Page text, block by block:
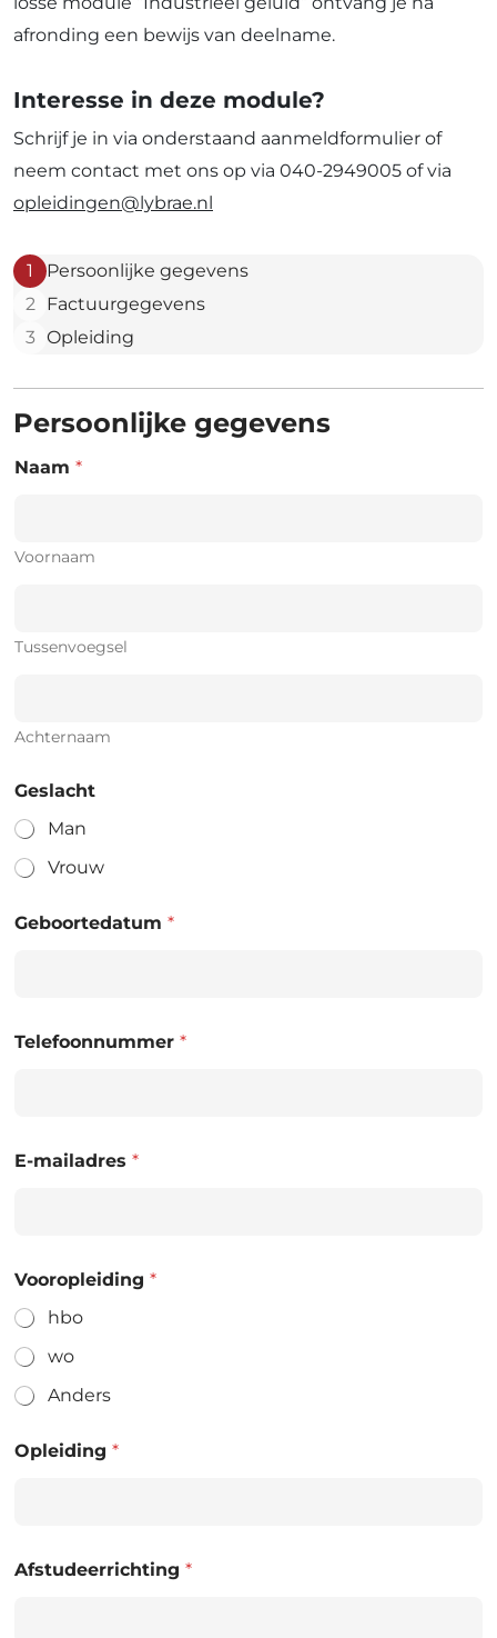
afronding een bewijs van deelname.
Interesse in deze module?
Schrijf je in via onderstaand aanmeldformulier of
neem contact met ons op via 040-2949005 of via
opleidingen@lybrae.nl
1
Persoonlijke gegevens
2
Factuurgegevens
3 Opleiding
Persoonlijke gegevens
Naam *
Voornaam
Tussenvoegsel
Achternaam
Geslacht
Man
Vrouw
Geboortedatum *
Telefoonnummer *
E-mailadres *
Vooropleiding *
hbo
wo
Anders
Opleiding *
Afstudeerrichting *